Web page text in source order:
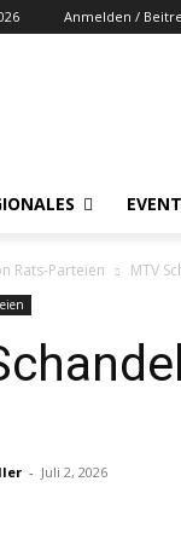
Anmelden /
Rats-Parteien MTV
- Juli 2, 2026